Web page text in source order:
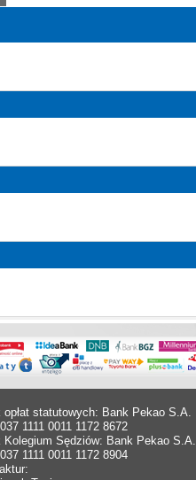
opłat statutowych: Bank Pekao S.A.
1111 0011 1172 8672
Kolegium Sędziów: Bank Pekao S.A.
1111 0011 1172 8904